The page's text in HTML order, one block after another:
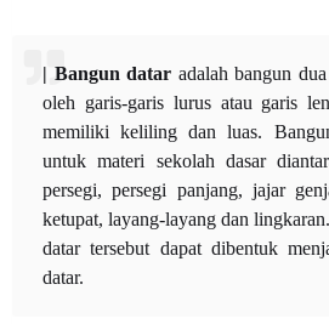
| Bangun datar adalah bangun
oleh garis-garis lurus atau garis
memiliki keliling dan luas.
untuk materi sekolah dasar
persegi, persegi panjang, jajar
ketupat, layang-layang dan
datar tersebut dapat dibentuk
datar.